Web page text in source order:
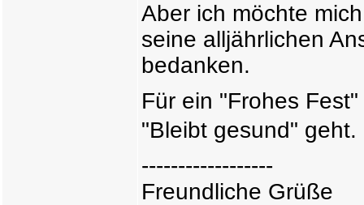
Aber ich möchte
seine alljährlichen
bedanken.
Für ein "Frohes
"Bleibt gesund"
------------------
Freundliche Grüße